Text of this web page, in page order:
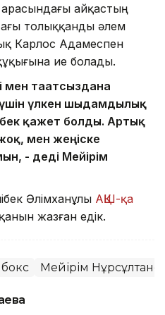
айқастың
толыққанды әлем
Карлос Адамеспен
ие болады.
тағатсыздана
үшін үлкен шыдамдылық
қажет болды. Артық
мен жеңіске
- деді Мейірім
Әлімханұлы АҚШ-қа
жазған едік.
бокс Мейірім